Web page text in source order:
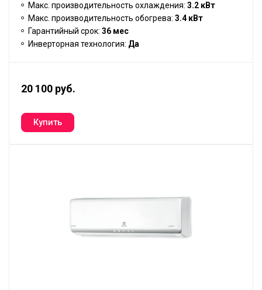
Макс. производительность охлаждения: 3.2 кВт
Макс. производительность обогрева: 3.4 кВт
Гарантийный срок: 36 мес
Инверторная технология: Да
20 100 руб.